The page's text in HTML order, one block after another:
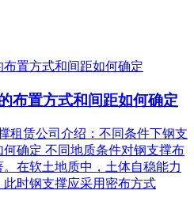
布置方式和间距如何确定
租赁公司介绍：不同条件下钢支
确定 不同地质条件对钢支撑布
在软土地质中，土体自稳能力
时钢支撑应采用密布方式